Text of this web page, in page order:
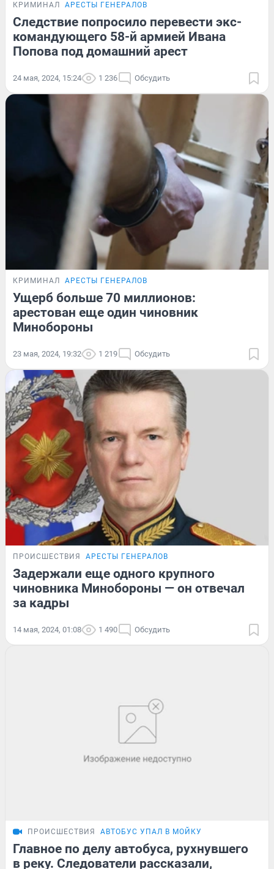
КРИМИНАЛ АРЕСТЫ ГЕНЕРАЛОВ
Следствие попросило перевести экс-
командующего 58-й армией Ивана
Попова под домашний арест
24 мая, 2024, 15:24 1 236 Обсудить
КРИМИНАЛ АРЕСТЫ ГЕНЕРАЛОВ
Ущерб больше 70 миллионов:
арестован еще один чиновник
Минобороны
23 мая, 2024, 19:32 1 219 Обсудить
ПРОИСШЕСТВИЯ АРЕСТЫ ГЕНЕРАЛОВ
Задержали еще одного крупного
чиновника Минобороны — он отвечал
за кадры
14 мая, 2024, 01:08 1 490 Обсудить
ПРОИСШЕСТВИЯ АВТОБУС УПАЛ В МОЙКУ
Главное по делу автобуса, рухнувшего
в реку. Следователи рассказали,